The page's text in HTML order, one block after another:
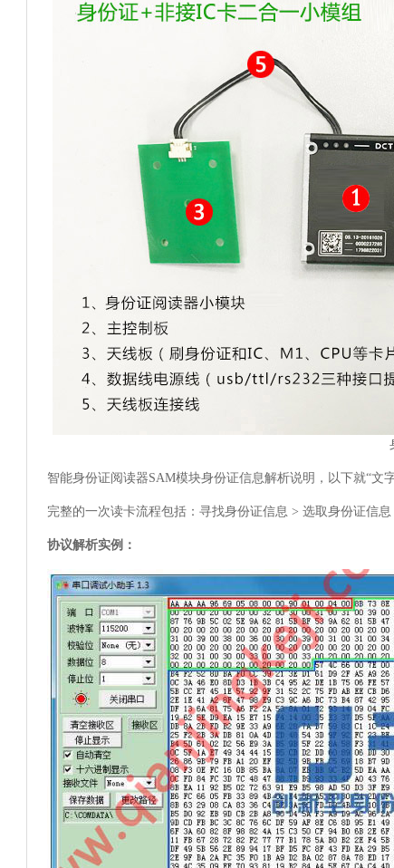
智能身份证阅读器SAM模块身份证信息解析说明，以下就“文
完整的一次读卡流程包括：寻找身份证信息 > 选取身份证信
协议解析实例：